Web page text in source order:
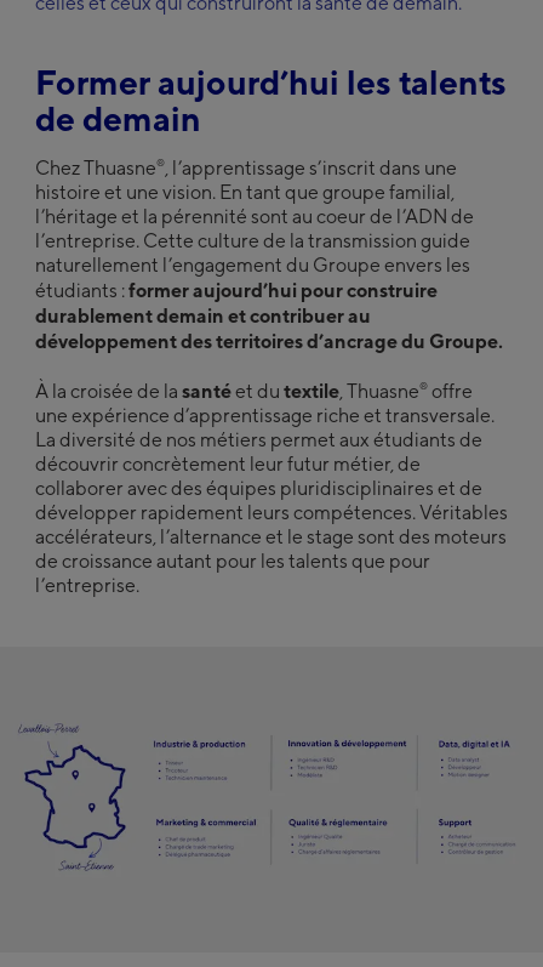
український
United Kingdom
English
Découvrez Thuasne® Group
Deutsch
English
Français
Former aujourd’hui les talents
de demain
Chez Thuasne®, l’apprentissage s’inscrit dans une
histoire et une vision. En tant que groupe familial,
l’héritage et la pérennité sont au coeur de l’ADN de
l’entreprise. Cette culture de la transmission guide
naturellement l’engagement du Groupe envers les
étudiants :former aujourd’hui pour construire
durablement demain et contribuer au
développement des territoires d’ancrage du Groupe.
À la croisée de la santéet du textile, Thuasne®offre
une expérience d’apprentissage riche et transversale.
La diversité de nos métiers permet aux étudiants de
découvrir concrètement leur futur métier, de
collaborer avec des équipes pluridisciplinaires et de
développer rapidement leurs compétences. Véritables
accélérateurs, l’alternance et le stage sont des moteurs
de croissance autant pour les talents que pour
l’entreprise.